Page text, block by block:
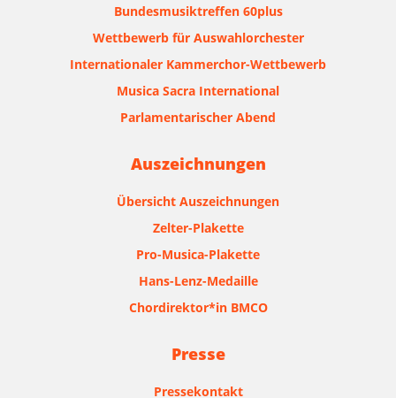
Bundesmusiktreffen 60plus
Wettbewerb für Auswahlorchester
Internationaler Kammerchor-Wettbewerb
Musica Sacra International
Parlamentarischer Abend
Auszeichnungen
Übersicht Auszeichnungen
Zelter-Plakette
Pro-Musica-Plakette
Hans-Lenz-Medaille
Chordirektor*in BMCO
Presse
Pressekontakt